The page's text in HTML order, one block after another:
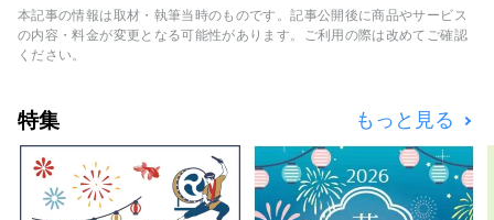
けます。下呂の温泉街や飛騨の山々を一望でき
る展望大浴場や、檜の香り漂うサウナ付き大浴
ど、著名な作家の美術品の展示もございます。
その他プールやアスレチックジム、エステサロ
ンやバーも完備してございます。 ご夕食は和
食会席とフレンチ、中華の3種類の中からお好
みに合わせてご選択いただけます。 飛騨の名
本記事の情報は取材・執筆当時のものです。記事公開後に商品やサービス
の内容・料金が変更となる可能性があります。ご利用の際は改めてご確認
ください。
特集 もっと見る